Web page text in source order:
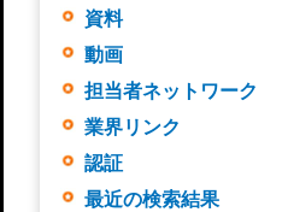
資料
動画
担当者ネットワーク
業界リンク
認証
最近の検索結果